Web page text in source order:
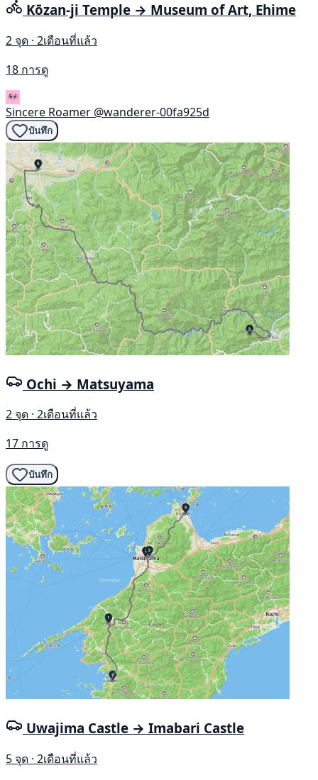
Kōzan-ji Temple → Museum of Art, Ehime
2 จุด · 2เดือนที่แล้ว
18 การดู
Sincere Roamer @wanderer-00fa925d
บันทึก
Ochi → Matsuyama
2 จุด · 2เดือนที่แล้ว
17 การดู
บันทึก
Uwajima Castle → Imabari Castle
5 จุด · 2เดือนที่แล้ว